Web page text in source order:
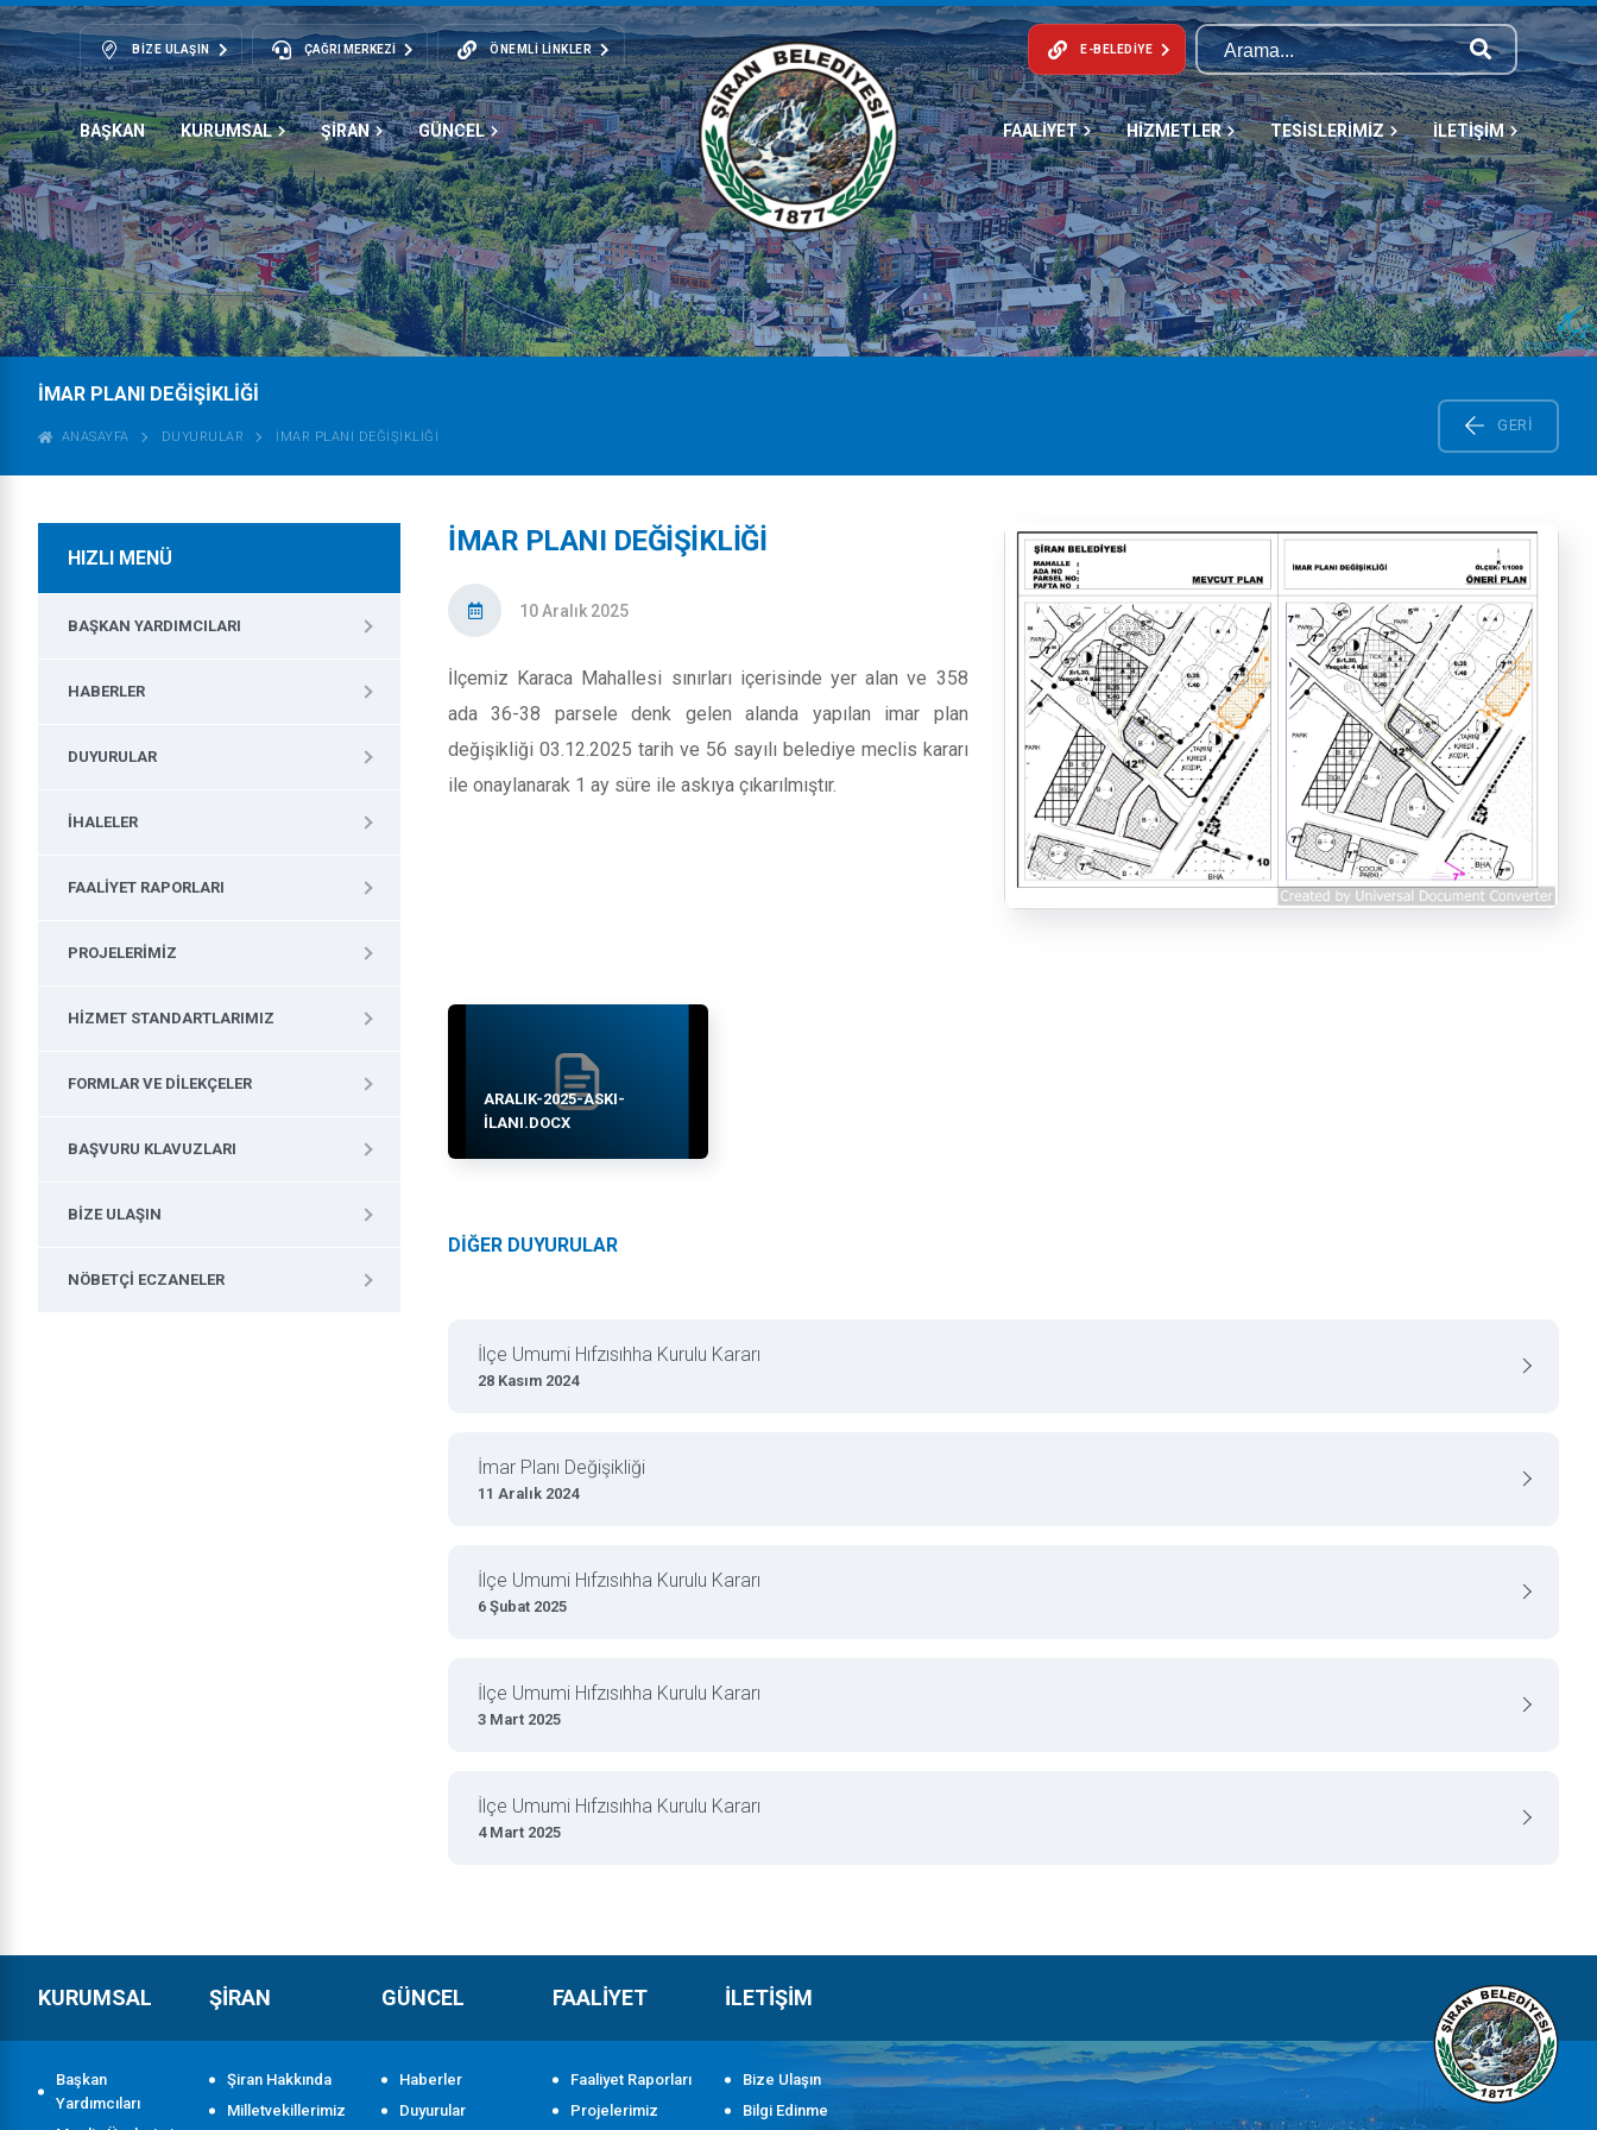
BIZE ULAŞIN ÇAĞRI MERKEZİ ÖNEMLI LINKLER E-BELEDIYE
BAŞKAN KURUMSAL ŞİRAN GÜNCEL FAALİYET HİZMETLER TESİSLERİMİZ İLETİŞİM
İMAR PLANI DEĞIŞIKLIĞI
ANASAYFA DUYURULAR İMAR PLANI DEĞIŞIKLIĞI
GERI
İMAR PLANI DEĞIŞIKLIĞI
10 Aralık 2025
İlçemiz Karaca Mahallesi sınırları içerisinde yer alan ve 358
ada 36-38 parsele denk gelen alanda yapılan imar plan
değişikliği 03.12.2025 tarih ve 56 sayılı belediye meclis kararı
ile onaylanarak 1 ay süre ile askıya çıkarılmıştır.
ARALIK-2025-ASKI-
ILANI.DOCX
DİĞER DUYURULAR
İlçe Umumi Hıfzısıhha Kurulu Kararı
28 Kasım 2024
İmar Planı Değişikliği
11 Aralık 2024
İlçe Umumi Hıfzısıhha Kurulu Kararı
6 Şubat 2025
İlçe Umumi Hıfzısıhha Kurulu Kararı
3 Mart 2025
İlçe Umumi Hıfzısıhha Kurulu Kararı
4 Mart 2025
HIZLI MENÜ
BAŞKAN YARDIMCILARI
HABERLER
DUYURULAR
İHALELER
FAALIYET RAPORLARI
PROJELERIMIZ
HIZMET STANDARTLARIMIZ
FORMLAR VE DILEKÇELER
BAŞVURU KLAVUZLARI
BIZE ULAŞIN
NÖBETÇI ECZANELER
KURUMSAL
Başkan
Yardımcıları
ŞİRAN
Şiran Hakkında
Milletvekillerimiz
GÜNCEL
Haberler
Duyurular
FAALİYET
Faaliyet Raporları
Projelerimiz
İLETİŞİM
Bize Ulaşın
Bilgi Edinme